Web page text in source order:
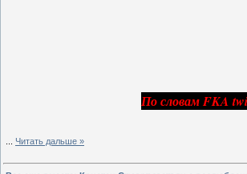
По словам FKA
Читать дальше »